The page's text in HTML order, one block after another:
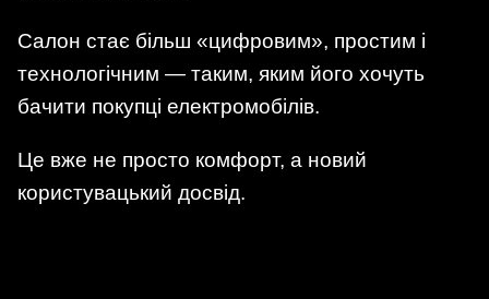
Салон стає більш «цифровим», простим і
технологічним — таким, яким його хочуть
бачити покупці електромобілів.
Це вже не просто комфорт, а новий
користувацький досвід.